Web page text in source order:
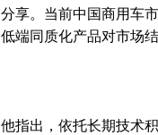
分享。当前中国商用车
低端同质化产品对市场
他指出，依托长期技术